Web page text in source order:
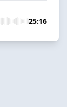
25:16